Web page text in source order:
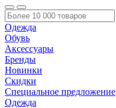
Одежда
Обувь
Аксессуары
Бренды
Новинки
Скидки
Специальное предложение
Одежда